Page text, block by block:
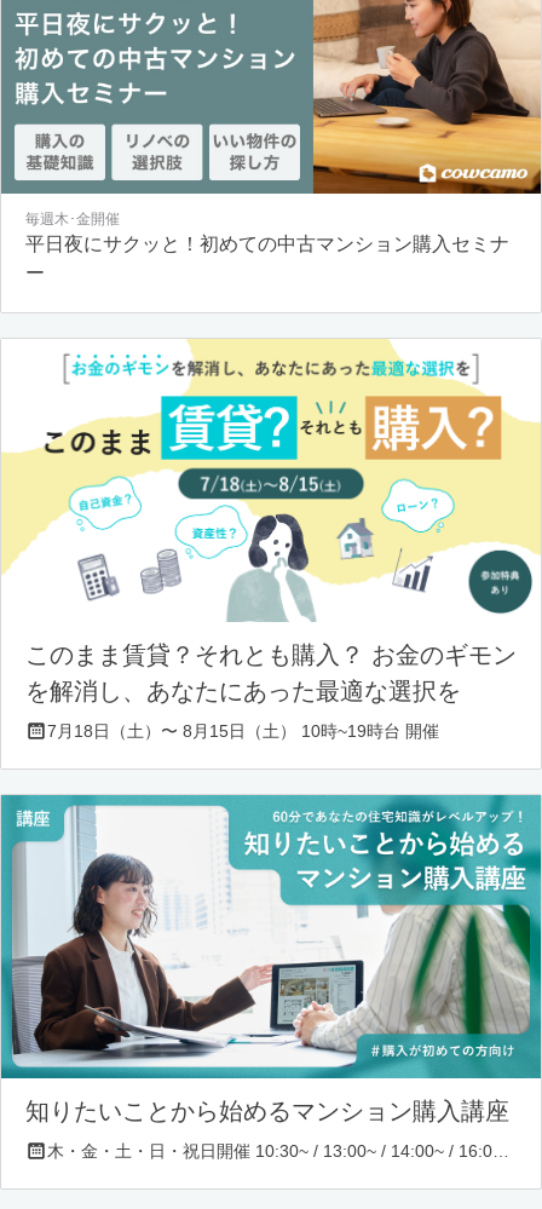
毎週木･金開催
平日夜にサクッと！初めての中古マンション購入セミナ
ー
このまま賃貸？それとも購入？ お金のギモン
を解消し、あなたにあった最適な選択を
7月18日（土）〜 8月15日（土） 10時~19時台 開催
知りたいことから始めるマンション購入講座